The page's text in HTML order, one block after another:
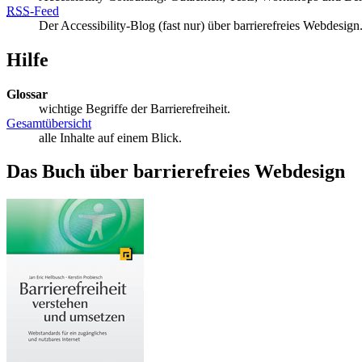
RSS-Feed
Der Accessibility-Blog (fast nur) über barrierefreies Webdesign.
Hilfe
Glossar
wichtige Begriffe der Barrierefreiheit.
Gesamtübersicht
alle Inhalte auf einem Blick.
Das Buch über barrierefreies Webdesign